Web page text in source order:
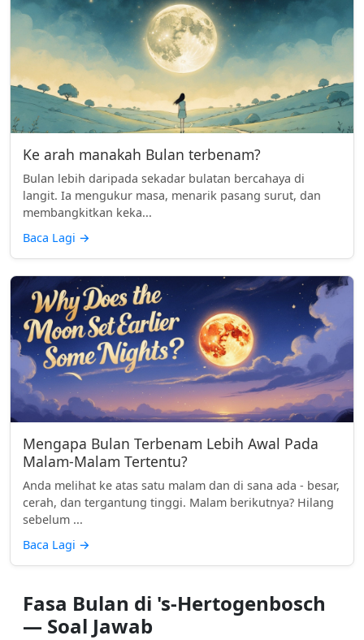
Ke arah manakah Bulan terbenam?
Bulan lebih daripada sekadar bulatan bercahaya di
langit. Ia mengukur masa, menarik pasang surut, dan
membangkitkan keka...
Baca Lagi →
Mengapa Bulan Terbenam Lebih Awal Pada
Malam-Malam Tertentu?
Anda melihat ke atas satu malam dan di sana ada - besar,
cerah, dan tergantung tinggi. Malam berikutnya? Hilang
sebelum ...
Baca Lagi →
Fasa Bulan di 's-Hertogenbosch
— Soal Jawab